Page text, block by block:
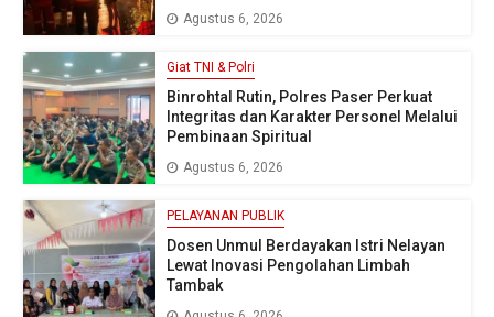
Agustus 6, 2026
Giat TNI & Polri
Binrohtal Rutin, Polres Paser Perkuat
Integritas dan Karakter Personel Melalui
Pembinaan Spiritual
Agustus 6, 2026
PELAYANAN PUBLIK
Dosen Unmul Berdayakan Istri Nelayan
Lewat Inovasi Pengolahan Limbah
Tambak